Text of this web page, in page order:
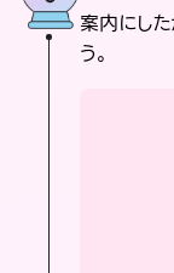
案内にし
う。